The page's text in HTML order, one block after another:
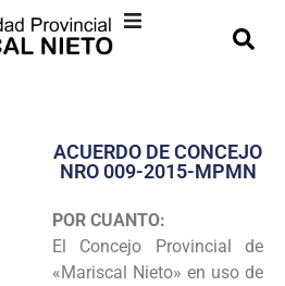
Transparencia
Programas
ACUERDO DE CONCEJO
NRO 009-2015-MPMN
POR CUANTO:
El Concejo Provincial de
«Mariscal Nieto» en uso de